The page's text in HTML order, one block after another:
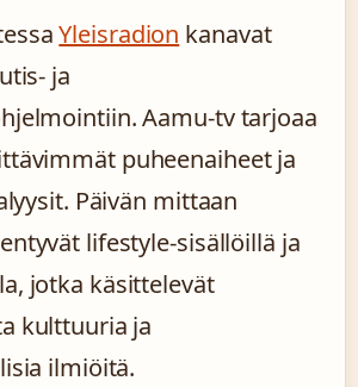
Yleisradion kanavat
ja
Aamu-tv tarjoaa
puheenaiheet ja
Päivän mittaan
lifestyle-sisällöillä ja
jotka käsittelevät
kulttuuria ja
ilmiöitä.